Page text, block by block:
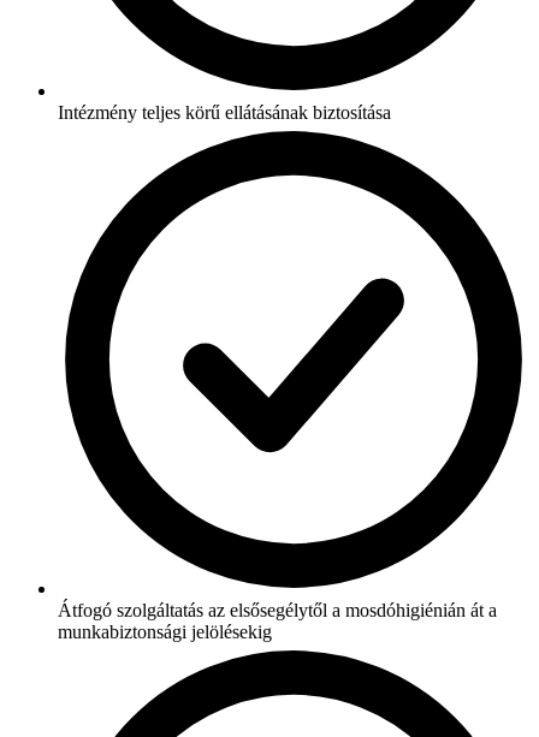
Intézmény teljes körű ellátásának biztosítása
Átfogó szolgáltatás az elsősegélytől a mosdóhigiénián át a
munkabiztonsági jelölésekig